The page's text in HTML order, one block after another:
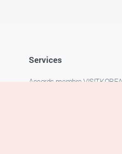
Services
Accords membre VISITKOREA